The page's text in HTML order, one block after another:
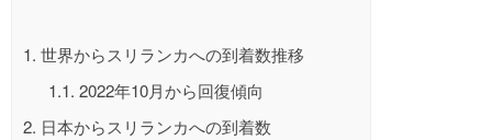
1. 世界からスリランカへの到着数推移
1.1. 2022年10月から回復傾向
2. 日本からスリランカへの到着数